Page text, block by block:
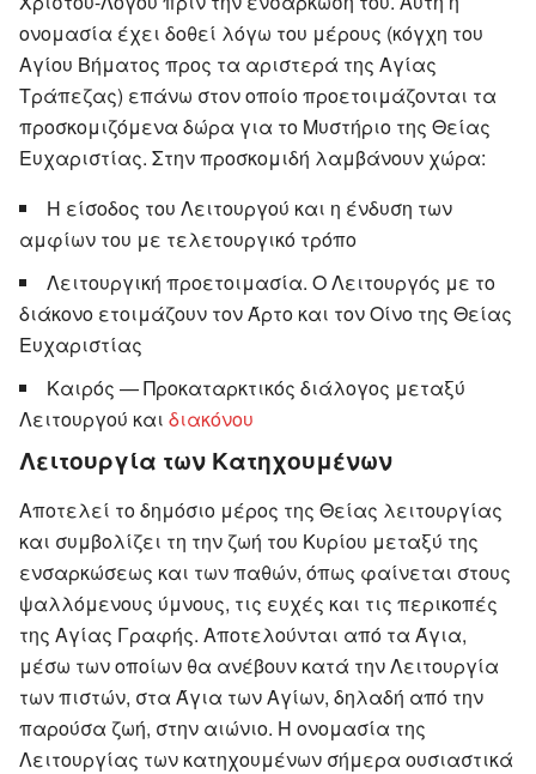
ονομασία έχει δοθεί λόγω του μέρους (κόγχη του
Αγίου Βήματος προς τα αριστερά της Αγίας
Τράπεζας) επάνω στον οποίο προετοιμάζονται τα
προσκομιζόμενα δώρα για το Μυστήριο της Θείας
Ευχαριστίας. Στην προσκομιδή λαμβάνουν χώρα:
Η είσοδος του Λειτουργού και η ένδυση των
αμφίων του με τελετουργικό τρόπο
Λειτουργική προετοιμασία. Ο Λειτουργός με το
διάκονο ετοιμάζουν τον Άρτο και τον Οίνο της Θείας
Ευχαριστίας
Καιρός — Προκαταρκτικός διάλογος μεταξύ
Λειτουργού και διακόνου
Λειτουργία των Κατηχουμένων
Αποτελεί το δημόσιο μέρος της Θείας λειτουργίας
και συμβολίζει τη την ζωή του Κυρίου μεταξύ της
ενσαρκώσεως και των παθών, όπως φαίνεται στους
ψαλλόμενους ύμνους, τις ευχές και τις περικοπές
της Αγίας Γραφής. Αποτελούνται από τα Άγια,
μέσω των οποίων θα ανέβουν κατά την Λειτουργία
των πιστών, στα Άγια των Αγίων, δηλαδή από την
παρούσα ζωή, στην αιώνιο. Η ονομασία της
Λειτουργίας των κατηχουμένων σήμερα ουσιαστικά